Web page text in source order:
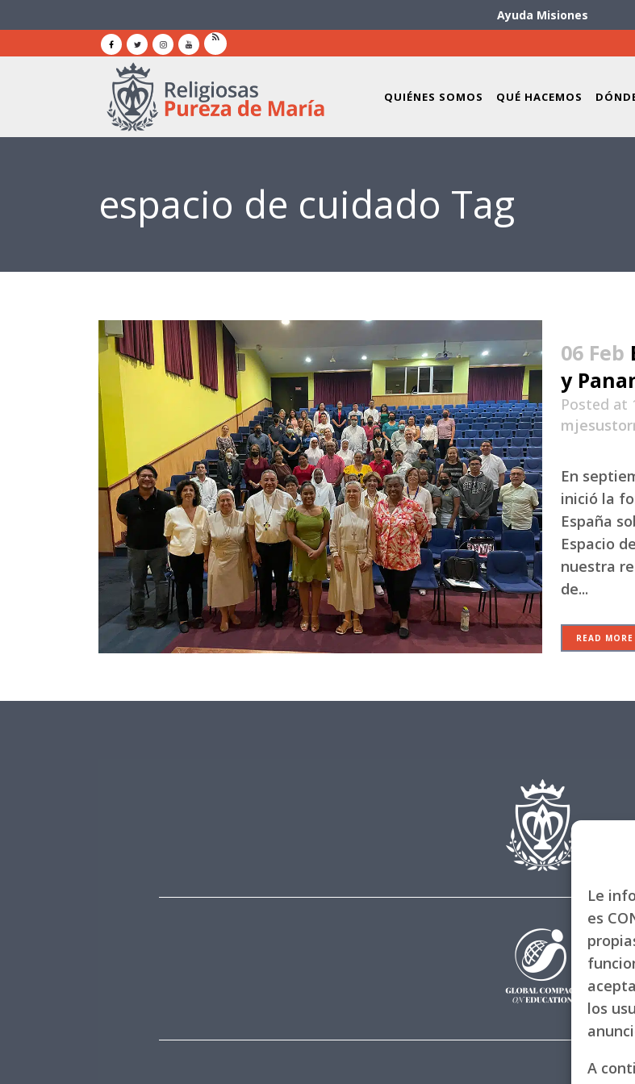
Le
es
los
A
Ayuda Misiones
QUIÉNES SOMOS QUÉ HACEMOS
espacio de cuidado Tag
06 Feb
y
Posted at
En
inició la
España
Espacio
nuestra
de...
READ MORE